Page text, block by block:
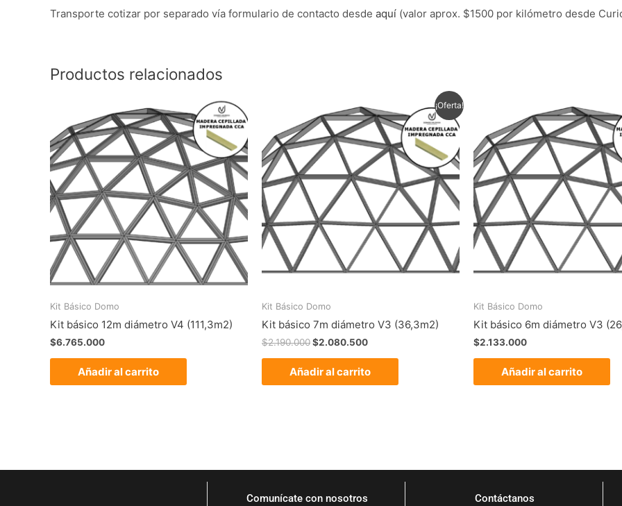
Transporte cotizar por separado vía formulario de contacto desde aquí (valor aprox. $1500 por kilómetro desde
Productos relacionados
Kit Básico Domo
Kit básico 12m diámetro V4 (111,3m2)
$6.765.000
Añadir al carrito
¡Oferta!
Kit Básico Domo
Kit básico 7m diámetro V3 (36,3m2)
$2.190.000
precio
original
era:
$2.190.000.
$2.080.500
precio
actual
es:
$2.080.500.
Añadir al carrito
Kit Básico Domo
Kit básico 6m diámetro V3
$2.133.000
Añadir al carrito
Comunícate con nosotros Contáctanos